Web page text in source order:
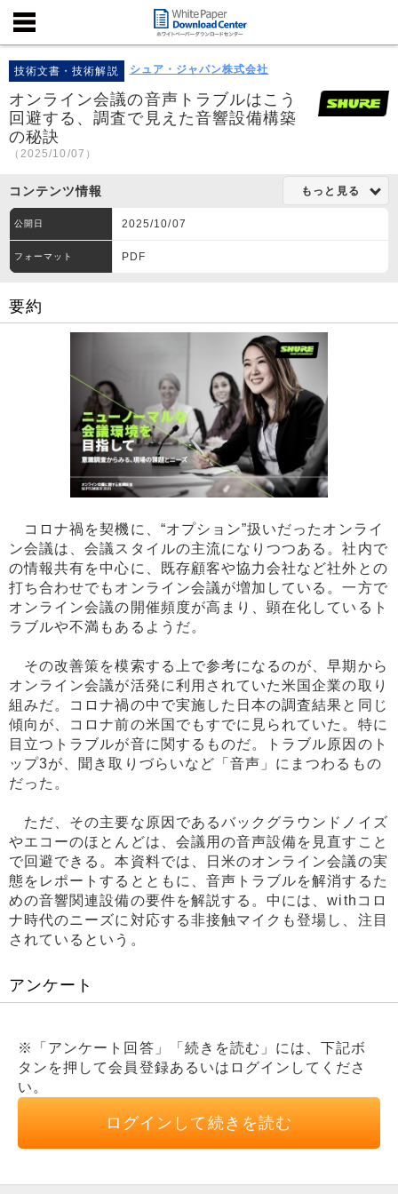
技術文書・技術解説 シュア・ジャパン株式会社
オンライン会議の音声トラブルはこう
回避する、調査で見えた音響設備構築
の秘訣
（2025/10/07）
コンテンツ情報 もっと見る
公開日 2025/10/07
フォーマット PDF
要約
コロナ禍を契機に、“オプション”扱いだったオンライ
ン会議は、会議スタイルの主流になりつつある。社内で
の情報共有を中心に、既存顧客や協力会社など社外との
打ち合わせでもオンライン会議が増加している。一方で
オンライン会議の開催頻度が高まり、顕在化しているト
ラブルや不満もあるようだ。
その改善策を模索する上で参考になるのが、早期から
オンライン会議が活発に利用されていた米国企業の取り
組みだ。コロナ禍の中で実施した日本の調査結果と同じ
傾向が、コロナ前の米国でもすでに見られていた。特に
目立つトラブルが音に関するものだ。トラブル原因のト
ップ3が、聞き取りづらいなど「音声」にまつわるもの
だった。
ただ、その主要な原因であるバックグラウンドノイズ
やエコーのほとんどは、会議用の音声設備を見直すこと
で回避できる。本資料では、日米のオンライン会議の実
態をレポートするとともに、音声トラブルを解消するた
めの音響関連設備の要件を解説する。中には、withコロ
ナ時代のニーズに対応する非接触マイクも登場し、注目
されているという。
アンケート
※「アンケート回答」「続きを読む」には、下記ボ
タンを押して会員登録あるいはログインしてくださ
い。
ログインして続きを読む